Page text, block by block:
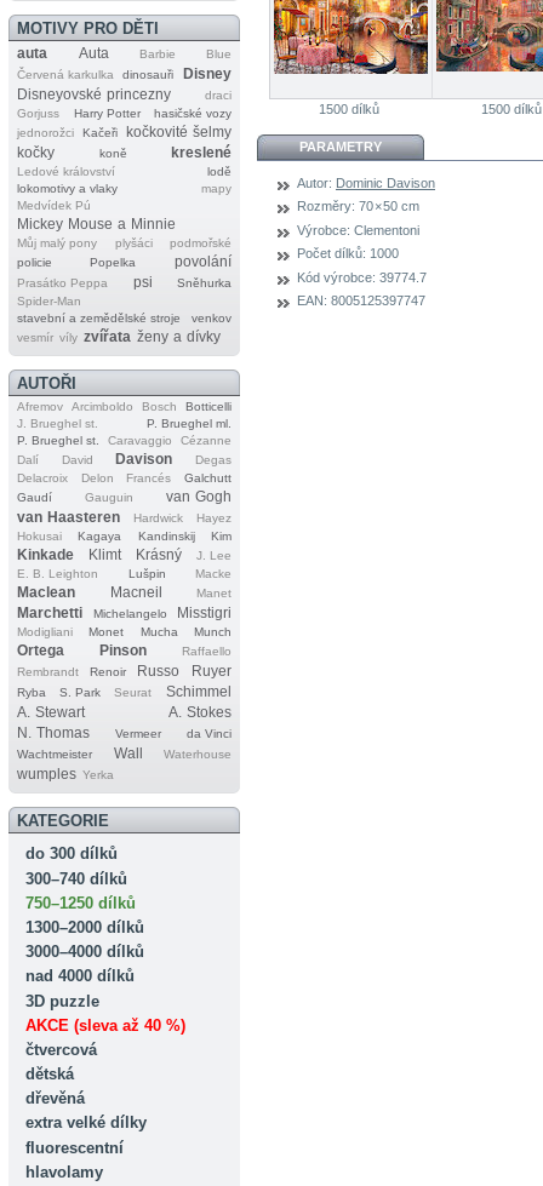
MOTIVY PRO DĚTI
auta Auta Barbie
Blue
Červená karkulka
dinosauři
Disney
Disneyovské princezny
draci
Gorjuss
Harry Potter
hasičské vozy
jednorožci
Kačeři
kočkovité šelmy
kočky
koně kreslené
Ledové království
lodě
lokomotivy a vlaky
mapy
Medvídek Pú
Mickey Mouse a Minnie
Můj malý pony plyšáci
podmořské
policie
Popelka povolání
Prasátko Peppa psi
Sněhurka
Spider‐Man
stavební a zemědělské stroje
venkov
vesmír víly zvířata ženy a dívky
AUTOŘI
Afremov Arcimboldo Bosch
Botticelli
J. Brueghel st.
P. Brueghel ml.
P. Brueghel st.
Caravaggio
Cézanne
Dalí
David Davison
Degas
Delacroix
Delon Francés
Galchutt
Gaudí
Gauguin
van Gogh
van Haasteren
Hardwick
Hayez
Hokusai
Kagaya Kandinskij Kim
Kinkade Klimt Krásný
J. Lee
E. B. Leighton
Lušpin Macke
Maclean Macneil Manet
Marchetti Michelangelo Misstigri
Modigliani Monet Mucha Munch
Ortega Pinson
Raffaello
Rembrandt
Renoir Russo Ruyer
Ryba S. Park Seurat
Schimmel
A. Stewart
A. Stokes
N. Thomas
Vermeer
da Vinci
Wachtmeister
Wall Waterhouse
wumples Yerka
KATEGORIE
do 300 dílků
300–740 dílků
750–1250 dílků
1300–2000 dílků
3000–4000 dílků
nad 4000 dílků
3D puzzle
AKCE (sleva až 40 %)
čtvercová
dětská
dřevěná
extra velké dílky
fluorescentní
hlavolamy
1500 dílků 1500 dílků
PARAMETRY
Autor: Dominic Davison
Rozměry: 70 × 50 cm
Výrobce: Clementoni
Počet dílků: 1000
Kód výrobce: 39774.7
EAN: 8005125397747